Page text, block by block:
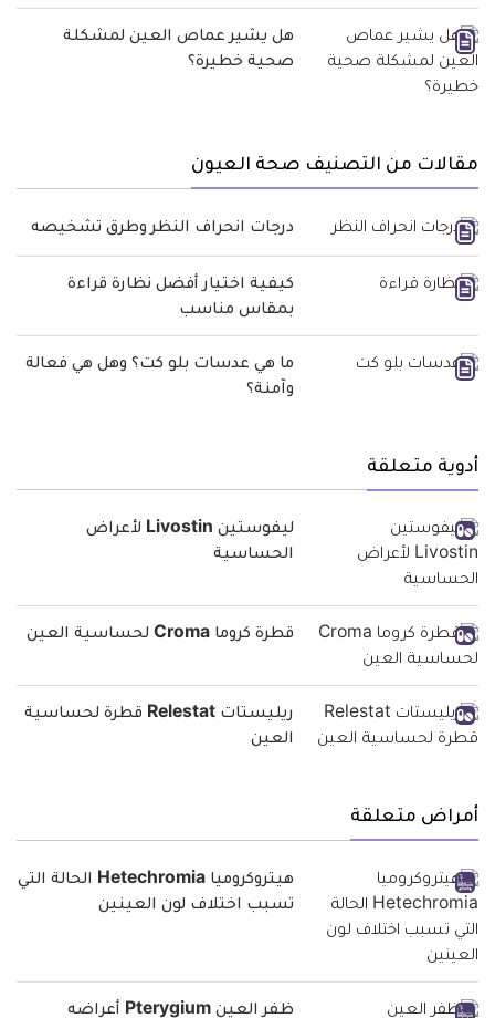
هل يشير عماص العين لمشكلة
صحية خطيرة؟
مقالات من التصنيف صحة العيون
درجات انحراف النظر وطرق تشخيصه
كيفية اختيار أفضل نظارة قراءة
بمقاس مناسب
ما هي عدسات بلو كت؟ وهل هي فعالة
وآمنة؟
أدوية متعلقة
ليفوستين Livostin لأعراض
الحساسية
قطرة كروما Croma لحساسية العين
ريليستات Relestat قطرة لحساسية
العين
أمراض متعلقة
هيتروكروميا Hetechromia الحالة التي
تسبب اختلاف لون العينين
ظفر العين Pterygium أعراضه